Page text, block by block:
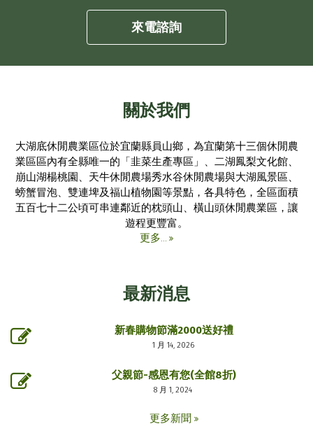
來電諮詢
關於我們
大湖底休閒農業區位於宜蘭縣員山鄉，為宜蘭第十三個休閒農
業區區內有全縣唯一的「韭菜生產專區」、二湖鳳梨文化館、
崩山湖楊桃園、天牛休閒農場秀水谷休閒農場與大湖風景區、
螃蟹冒泡、雙連埤及福山植物園等景點，各具特色，全區面積
五百七十二公頃可串連鄰近的枕頭山、橫山頭休閒農業區，讓
遊程更豐富。
更多...
最新消息
新春購物節滿2000送好禮
1 月 14, 2026
父親節-感恩有您(全館8折)
8 月 1, 2024
更多新聞